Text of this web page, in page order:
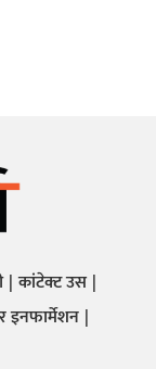
कांटेक्ट उस
इनफार्मेशन